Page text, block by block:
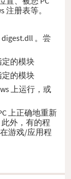
注册表等。
。尝
定的模块
定的模块
上运行，或
上正确地重新
外，有的程
游戏/应用程